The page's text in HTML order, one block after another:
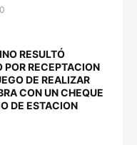
RESULTÓ
POR RECEPTACION
DE REALIZAR
CON UN CHEQUE
DE ESTACION